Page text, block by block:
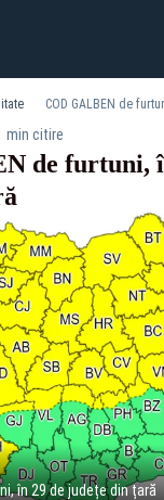
COD GALBEN de
min citire
de furtuni,
în 29 de județe din țară